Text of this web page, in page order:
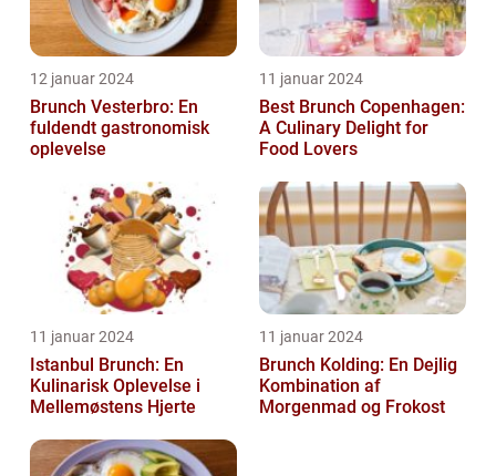
12 januar 2024
Brunch Vesterbro: En
fuldendt gastronomisk
oplevelse
11 januar 2024
Best Brunch Copenhagen:
A Culinary Delight for
Food Lovers
11 januar 2024
Istanbul Brunch: En
Kulinarisk Oplevelse i
Mellemøstens Hjerte
11 januar 2024
Brunch Kolding: En Dejlig
Kombination af
Morgenmad og Frokost